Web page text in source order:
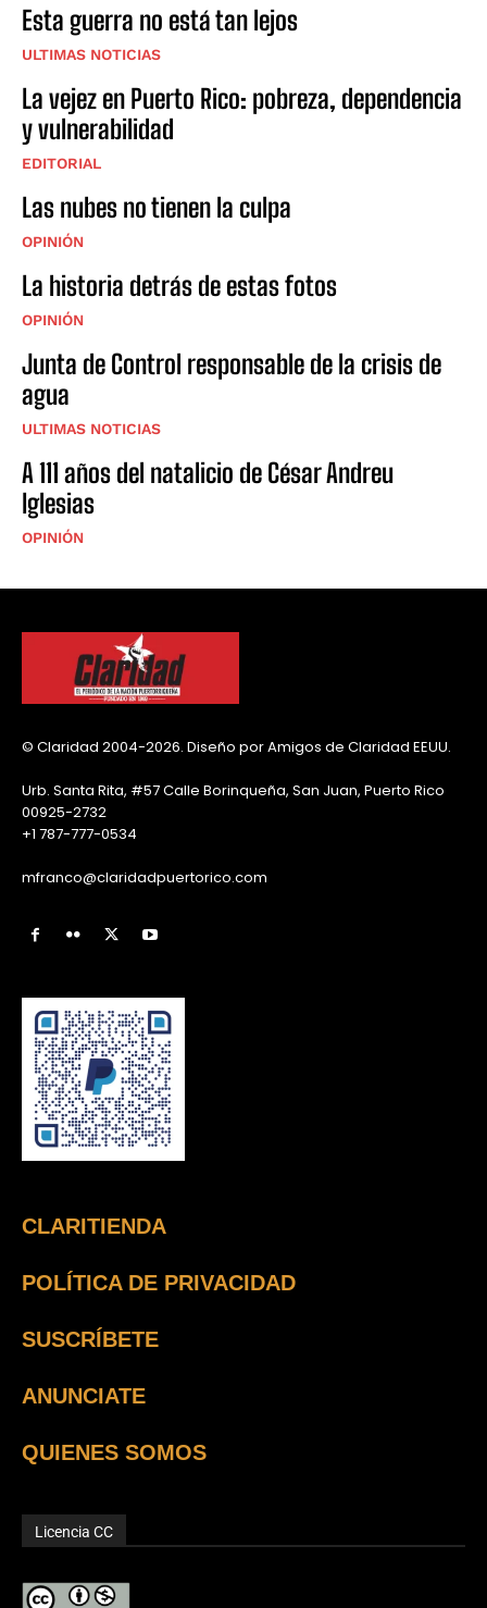
Esta guerra no está tan lejos
ULTIMAS NOTICIAS
La vejez en Puerto Rico: pobreza, dependencia
y vulnerabilidad
EDITORIAL
Las nubes no tienen la culpa
OPINIÓN
La historia detrás de estas fotos
OPINIÓN
Junta de Control responsable de la crisis de
agua
ULTIMAS NOTICIAS
A 111 años del natalicio de César Andreu
Iglesias
OPINIÓN
© Claridad 2004-2026. Diseño por Amigos de Claridad EEUU.
Urb. Santa Rita, #57 Calle Borinqueña, San Juan, Puerto Rico
00925-2732
+1 787-777-0534
mfranco@claridadpuertorico.com
CLARITIENDA
POLÍTICA DE PRIVACIDAD
SUSCRÍBETE
ANUNCIATE
QUIENES SOMOS
Licencia CC